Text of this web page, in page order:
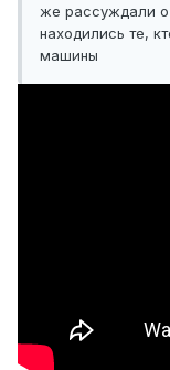
же рассуждали
находились те,
машины